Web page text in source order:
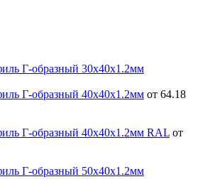
Г-образный 30х40х1.2мм
Г-образный 40х40х1.2мм от 64.18
Г-образный 40х40х1.2мм RAL от
Г-образный 50х40х1.2мм